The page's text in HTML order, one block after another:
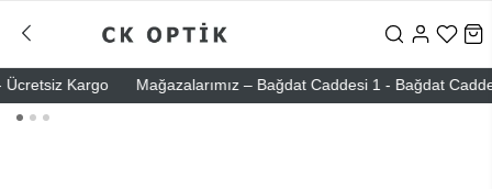
Kargo Mağazalarımız – Bağdat Caddesi 1 - Bağdat